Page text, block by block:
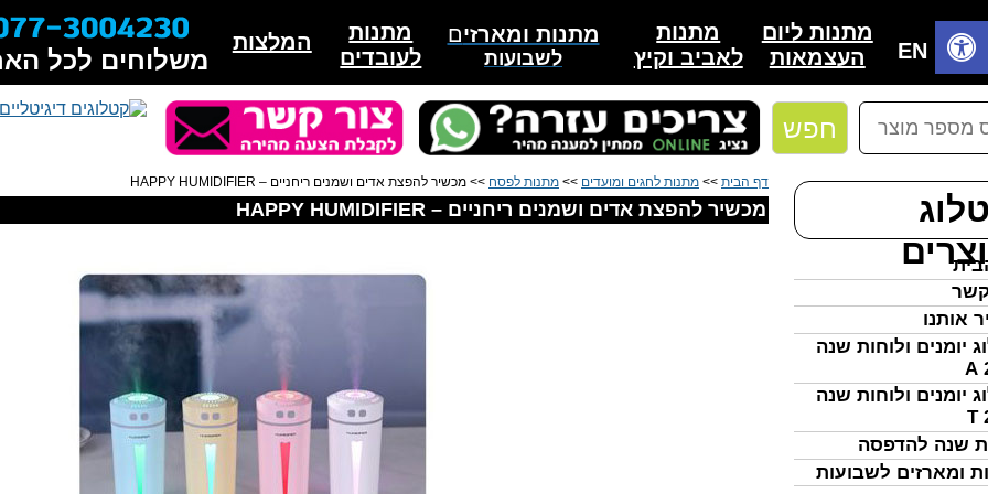
חפש
אותנו
יומנים ולוחות שנה
יומנים ולוחות שנה
שנה להדפסה
ומארזים לשבועות
EN
מתנות
לאביב וקיץ
המלצות
מתנות
לעובדים
מתנות ומארזים
לשבועות
מתנות ליום
העצמאות
משלוחים לכל
דף הבית >> מתנות לחגים ומועדים >> מתנות לפסח >> מכשיר להפצת אדים ושמנים ריחניים – HAPPY HUMIDIFIER
מכשיר להפצת אדים ושמנים ריחניים – HAPPY HUMIDIFIER